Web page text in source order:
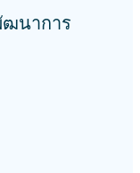
ฒนาการ